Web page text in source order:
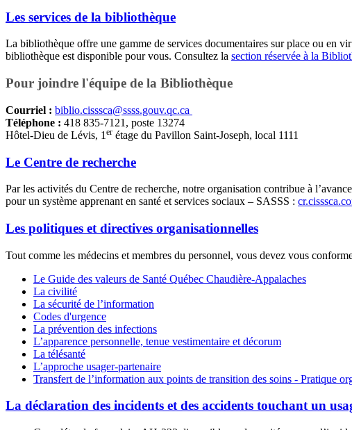
Les services de la bibliothèque
La bibliothèque offre une gamme de services documentaires sur place ou en
bibliothèque est disponible pour vous. Consultez la section réservée à la
Pour joindre l'équipe de la Bibliothèque
Courriel : biblio.cisssca@ssss.gouv.qc.ca
Téléphone : 418 835-7121, poste 13274
Hôtel-Dieu de Lévis, 1 er étage du Pavillon Saint-Joseph, local 1111
Le Centre de recherche
Par les activités du Centre de recherche, notre organisation contribue à
pour un système apprenant en santé et services sociaux – SASSS :
Les politiques et directives organisationnelles
Tout comme les médecins et membres du personnel, vous devez vous
Le Guide des valeurs de Santé Québec Chaudière-Appalaches
La civilité
La sécurité de l’information
Codes d'urgence
La prévention des infections
L’apparence personnelle, tenue vestimentaire et décorum
La télésanté
L’approche usager-partenaire
Transfert de l’information aux points de transition des soins - Pratique
La déclaration des incidents et des accidents touchant un